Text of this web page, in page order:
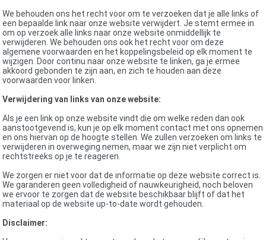
We behouden ons het recht voor om te verzoeken dat je alle links of
een bepaalde link naar onze website verwijdert. Je stemt ermee in
om op verzoek alle links naar onze website onmiddellijk te
verwijderen. We behouden ons ook het recht voor om deze
algemene voorwaarden en het koppelingsbeleid op elk moment te
wijzigen. Door continu naar onze website te linken, ga je ermee
akkoord gebonden te zijn aan, en zich te houden aan deze
voorwaarden voor linken.
Verwijdering van links van onze website:
Als je een link op onze website vindt die om welke reden dan ook
aanstootgevend is, kun je op elk moment contact met ons opnemen
en ons hiervan op de hoogte stellen. We zullen verzoeken om links te
verwijderen in overweging nemen, maar we zijn niet verplicht om
rechtstreeks op je te reageren.
We zorgen er niet voor dat de informatie op deze website correct is.
We garanderen geen volledigheid of nauwkeurigheid, noch beloven
we ervoor te zorgen dat de website beschikbaar blijft of dat het
materiaal op de website up-to-date wordt gehouden.
Disclaimer: